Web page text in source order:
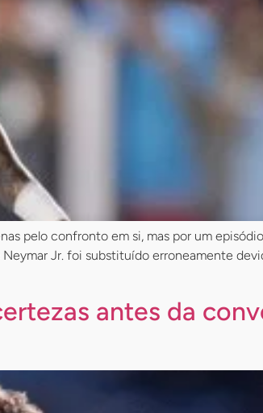
pelo confronto em si, mas por um
Jr. foi substituído erroneamente
antes da